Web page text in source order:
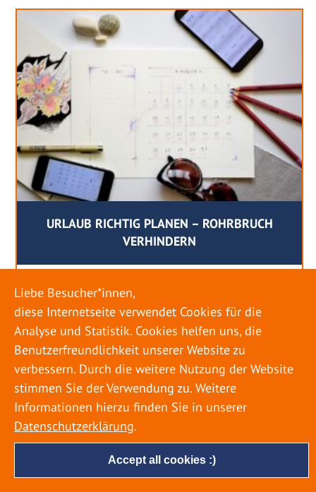
URLAUB RICHTIG PLANEN – ROHRBRUCH
VERHINDERN
18. MAI 2022
Egal ob Sommer oder Winter: Alle Menschen
genießen ihren Urlaub. Dabei zieht es die Einen
weiter weg, die Anderen bleiben dann doch
lieber in der Heimat. Wenn Sie für eine längere
Zeit wegfahren möchten, gibt es einige Dinge zu
beachten, damit nicht anschließend eine böse
Überraschung auf Sie wartet. Um einen
möglichst entspannten Urlaub zu […]
Accept all cookies :)
Liebe Besucher*innen,
diese Internetseite verwendet Cookies für die
Analyse und Statistik. Cookies helfen uns, die
Benutzerfreundlichkeit unserer Website zu
verbessern. Durch die weitere Nutzung der Website
stimmen Sie der Verwendung zu. Weitere
Informationen hierzu finden Sie in unserer
Datenschutzerklärung.